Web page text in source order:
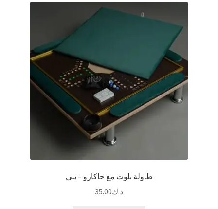
العربية
الشهرة
طاولة بلوت مع جاكارو – بني
د.ك35.00